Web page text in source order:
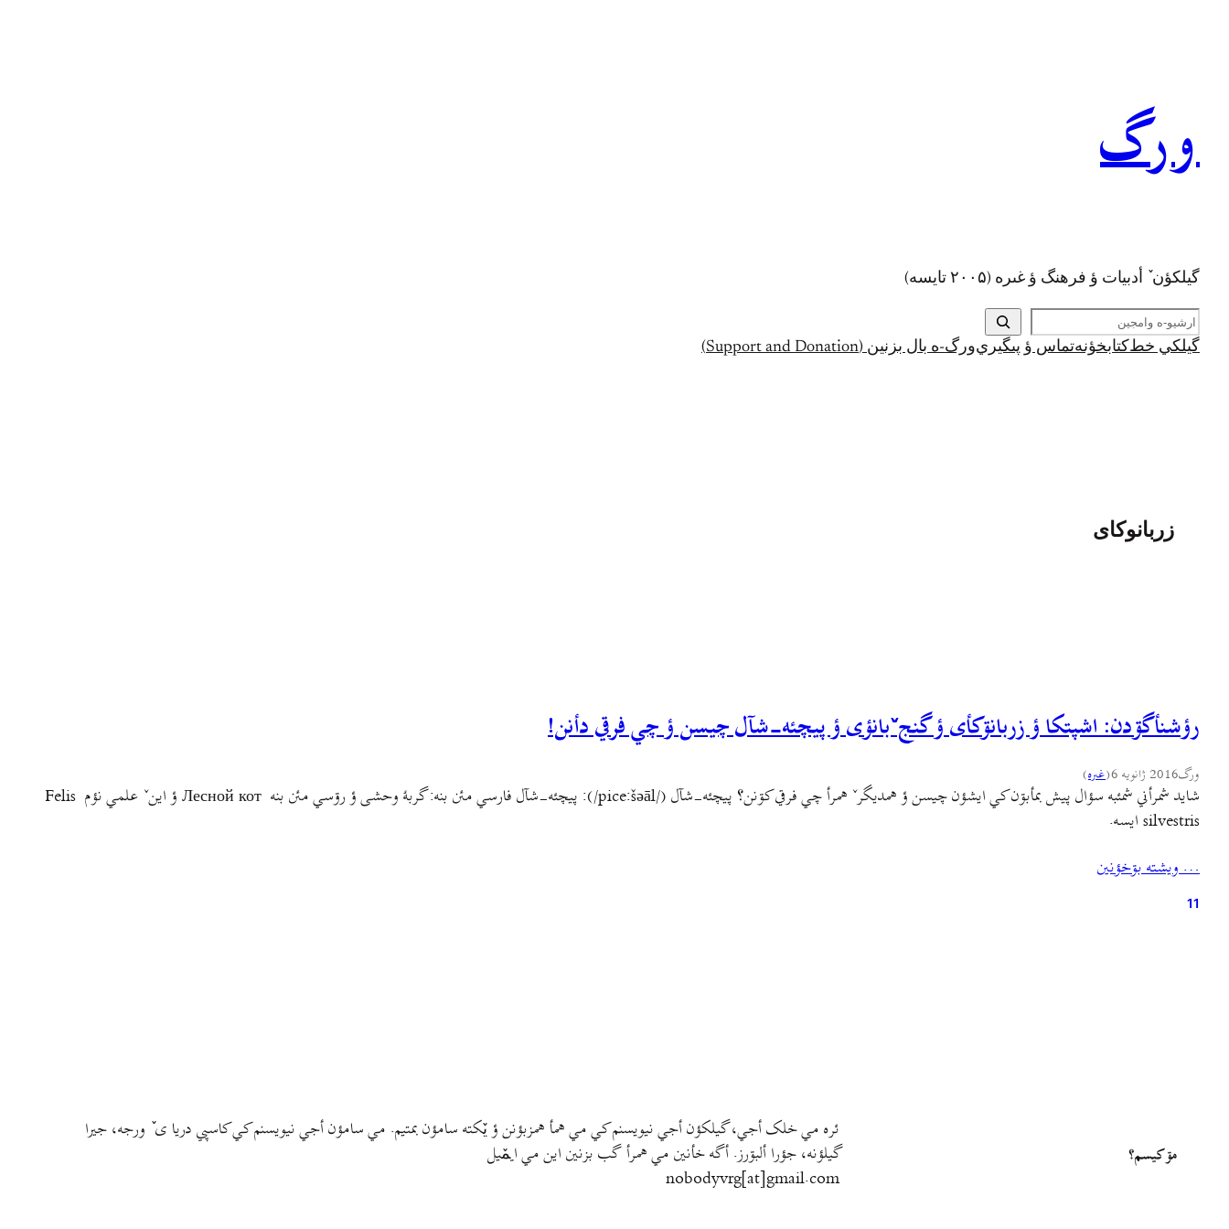
ورگ
گيلکؤن ٚ أدبیات ؤ فرهنگ ؤ غىره (۲۰۰۵ تايسه)
ج
س
تگيلکي خط کتابخؤنهتماس ؤ پىگيريورگ-ه بال بزنين (Support and Donation)
زربانوکای
رؤشنأگۊدن: اشپتکا ؤ زربانۊکأی ؤ گنجˇبانؤی ؤ پيچئه-شآل چيسن ؤ چي فرقي دأنن!
ورگ2016 ژانویه 6 (غىره)
شاید شمرأني شمئبه سؤال پيش بمأبۊن کي ايشؤن چيسن ؤ همديگرˇ همرأ چي فرقي کۊنن؟ پيچئه-شآل (/pice:šəāl/): پيچئه-شآل فارسي مئن بنه: گربهٔ وحشی ؤ رۊسي مئن بنه Лесной кот ؤ اينˇ علمي نؤم Felis
silvestris ايسه.
… ويشته بۊخؤنين
11
مۊ کيسم؟
ئره مي خلک أجي، گيلکؤن أجي نيويسنم کي مي همأ همزبؤنن ؤ يٚکته سامؤن بمتيم. مي سامؤن أجي نيويسنم کي کاسپي دريا ی ٚ ورجه، جيرا
گيلؤنه، جؤرا ألبۊرز. أگه خأنين مي همرأ گب بزنين اين مي ايمٚیل‌ ‌
nobodyvrg[at]gmail.com